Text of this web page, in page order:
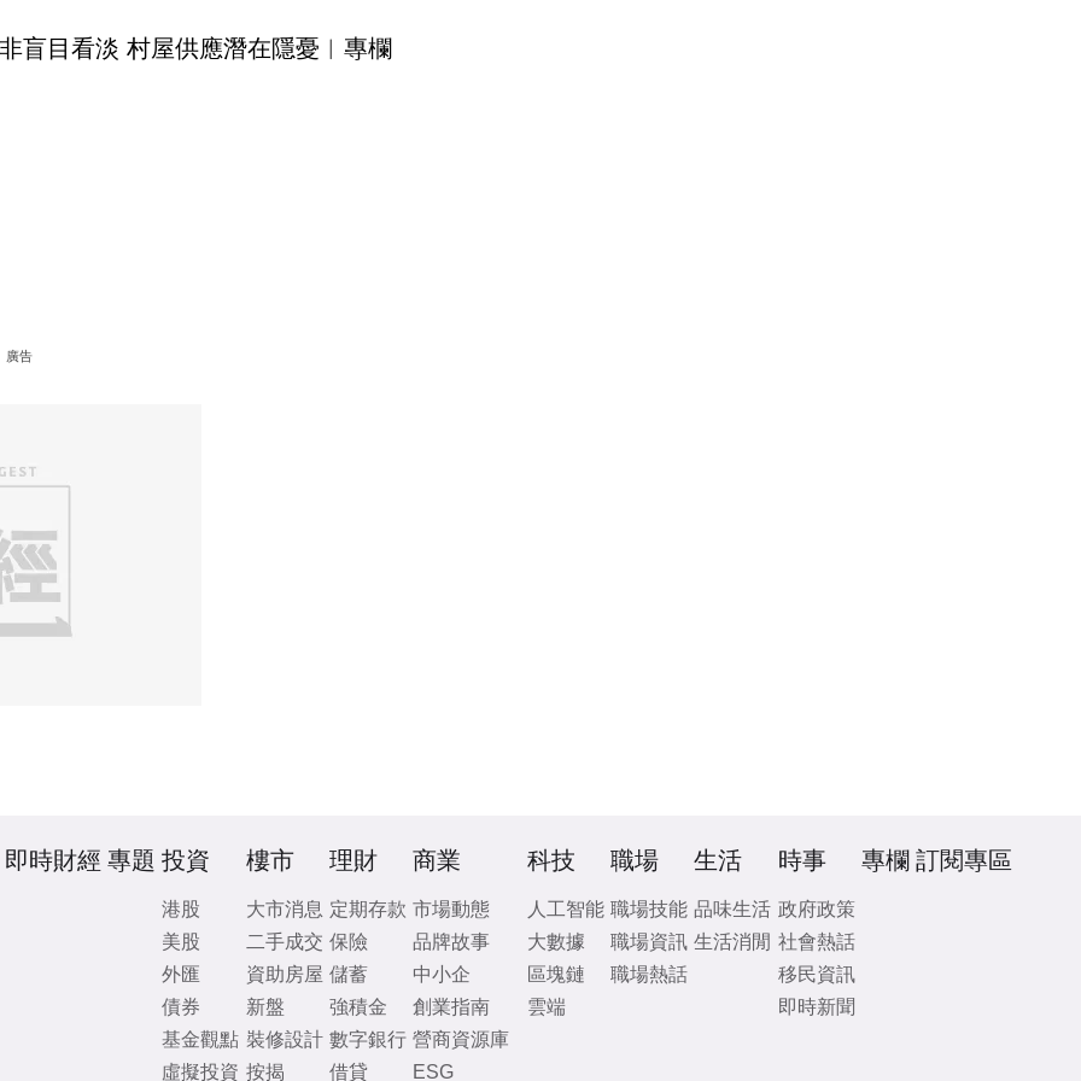
盲目看淡 村屋供應潛在隱憂︳專欄
廣告
即時財經 專題 投資
港股
美股
外匯
債券
基金觀點
虛擬投資
樓市
大市消息
二手成交
資助房屋
新盤
裝修設計
按揭
理財
定期存款
保險
儲蓄
強積金
數字銀行
借貸
商業
市場動態
品牌故事
中小企
創業指南
營商資源庫
ESG
科技
人工智能
大數據
區塊鏈
雲端
職場
職場技能
職場資訊
職場熱話
生活
品味生活
生活消閒
時事
政府政策
社會熱話
移民資訊
即時新聞
專欄 訂閱專區